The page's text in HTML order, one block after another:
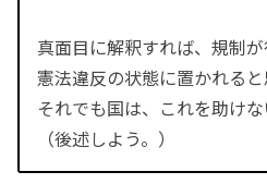
真面目に解釈すれば、規制
憲法違反の状態に置かれると
それでも国は、これを助けな
（後述しよう。）